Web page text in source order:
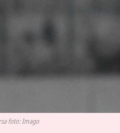
foto: Imago